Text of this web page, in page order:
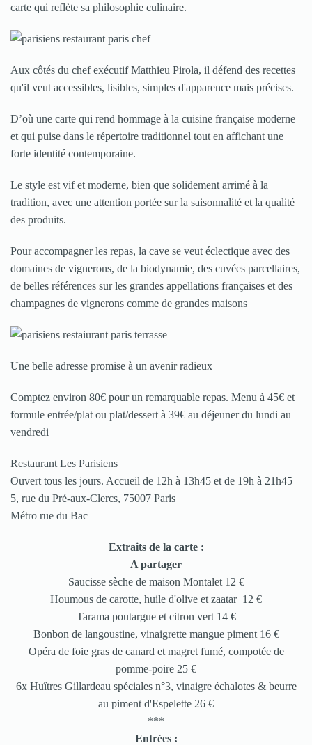
carte qui reflète sa philosophie culinaire.
Aux côtés du chef exécutif Matthieu Pirola, il défend des recettes
qu'il veut accessibles, lisibles, simples d'apparence mais précises.
D’où une carte qui rend hommage à la cuisine française moderne
et qui puise dans le répertoire traditionnel tout en affichant une
forte identité contemporaine.
Le style est vif et moderne, bien que solidement arrimé à la
tradition, avec une attention portée sur la saisonnalité et la qualité
des produits.
Pour accompagner les repas, la cave se veut éclectique avec des
domaines de vignerons, de la biodynamie, des cuvées parcellaires,
de belles références sur les grandes appellations françaises et des
champagnes de vignerons comme de grandes maisons
Une belle adresse promise à un avenir radieux
Comptez environ 80€ pour un remarquable repas. Menu à 45€ et
formule entrée/plat ou plat/dessert à 39€ au déjeuner du lundi au
vendredi
Restaurant Les Parisiens
Ouvert tous les jours. Accueil de 12h à 13h45 et de 19h à 21h45
5, rue du Pré-aux-Clercs, 75007 Paris
Métro rue du Bac
Extraits de la carte :
A partager
Saucisse sèche de maison Montalet 12 €
Houmous de carotte, huile d'olive et zaatar 12 €
Tarama poutargue et citron vert 14 €
Bonbon de langoustine, vinaigrette mangue piment 16 €
Opéra de foie gras de canard et magret fumé, compotée de
pomme-poire 25 €
6x Huîtres Gillardeau spéciales n°3, vinaigre échalotes & beurre
au piment d'Espelette 26 €
***
Entrées :